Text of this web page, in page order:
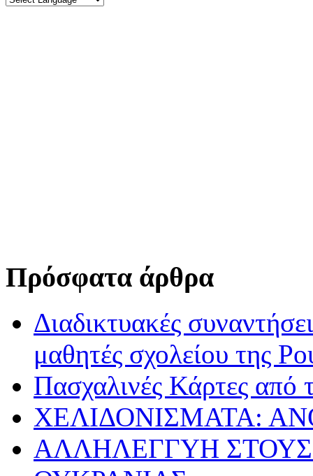
Πρόσφατα άρθρα
Διαδικτυακές
μαθητές σχολείου της
Πασχαλινές Κάρτες από
ΧΕΛΙΔΟΝΙΣΜΑΤΑ:
ΑΛΛΗΛΕΓΓΥΗ